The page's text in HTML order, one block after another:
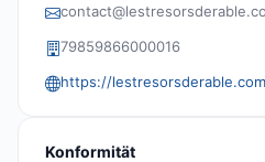
79859866000016
https://
Konformität